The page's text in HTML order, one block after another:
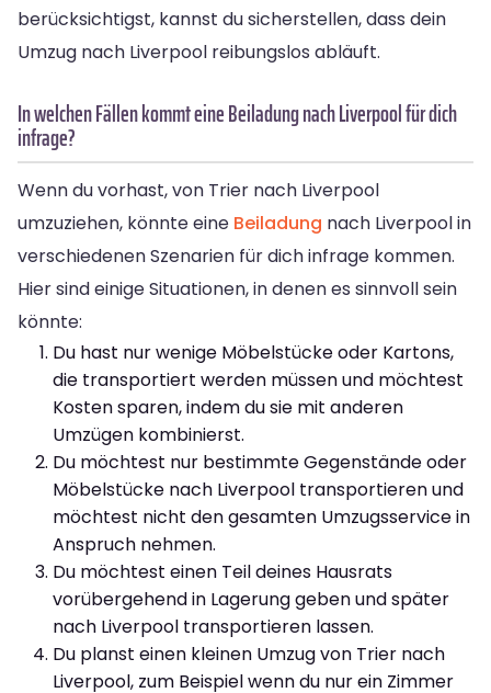
berücksichtigst, kannst du sicherstellen, dass dein
Umzug nach Liverpool reibungslos abläuft.
In welchen Fällen kommt eine Beiladung nach Liverpool für dich
infrage?
Wenn du vorhast, von Trier nach Liverpool
umzuziehen, könnte eine Beiladung nach Liverpool in
verschiedenen Szenarien für dich infrage kommen.
Hier sind einige Situationen, in denen es sinnvoll sein
könnte:
Du hast nur wenige Möbelstücke oder Kartons,
die transportiert werden müssen und möchtest
Kosten sparen, indem du sie mit anderen
Umzügen kombinierst.
Du möchtest nur bestimmte Gegenstände oder
Möbelstücke nach Liverpool transportieren und
möchtest nicht den gesamten Umzugsservice in
Anspruch nehmen.
Du möchtest einen Teil deines Hausrats
vorübergehend in Lagerung geben und später
nach Liverpool transportieren lassen.
Du planst einen kleinen Umzug von Trier nach
Liverpool, zum Beispiel wenn du nur ein Zimmer